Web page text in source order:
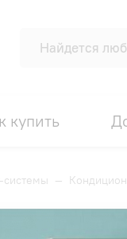
купить
системы —